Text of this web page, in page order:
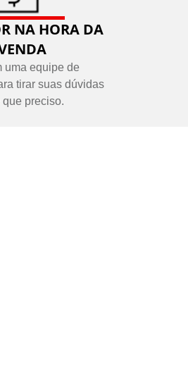
NA HORA DA
uma equipe de
tirar suas dúvidas
que preciso.